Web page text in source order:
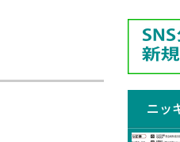
ニッ